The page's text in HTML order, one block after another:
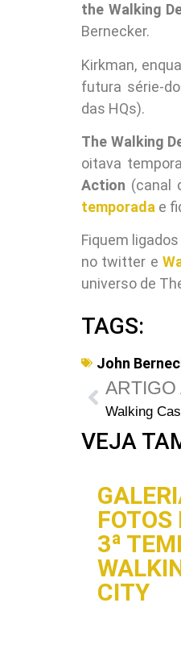
the Walking
Bernecker.
Kirkman,
futura série-
das HQs).
The Walking
oitava
Action (canal
temporada e
Fiquem
no twitter e
universo de
TAGS:
John
ARTIGO
VEJA
FOTOS
3ª
CITY